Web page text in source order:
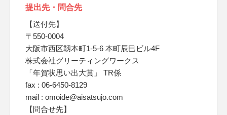
提出先・問合先
【送付先】
〒550-0004
大阪市西区靱本町1-5-6 本町辰巳ビル4F
株式会社グリーティングワークス
「年賀状思い出大賞」 TR係
fax : 06-6450-8129
mail : omoide@aisatsujo.com
【問合せ先】